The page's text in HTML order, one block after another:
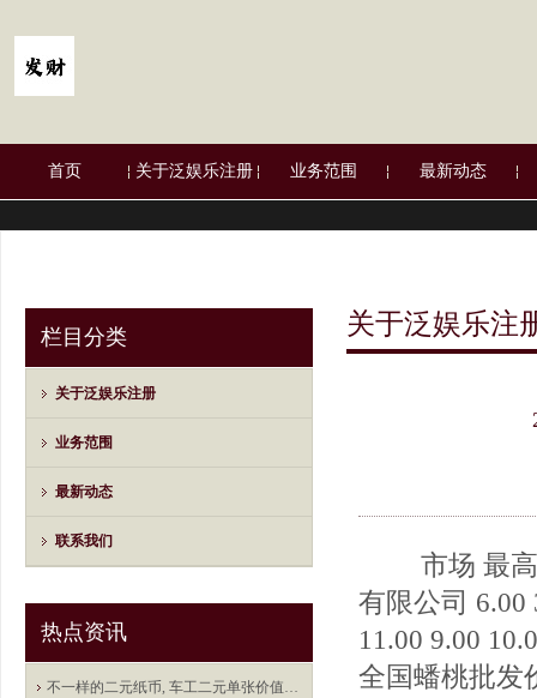
首页 关于泛娱乐注册 业务范围 最新动态
栏目分类
关于泛娱乐注册
业务范围
最新动态
联系我们
热点资讯
不一样的二元纸币, 车工二元单张价值2400元, 你还能找到吗
关于泛娱乐注
市场 最高
有限公司 6.00
11.00 9.00
全国蟠桃批发